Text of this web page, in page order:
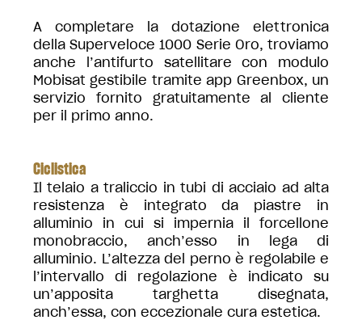
A completare la dotazione elettronica
della Superveloce 1000 Serie Oro, troviamo
anche l’antifurto satellitare con modulo
Mobisat gestibile tramite app Greenbox, un
servizio fornito gratuitamente al cliente
per il primo anno.
Ciclistica
Il telaio a traliccio in tubi di acciaio ad alta
resistenza è integrato da piastre in
alluminio in cui si impernia il forcellone
monobraccio, anch’esso in lega di
alluminio. L’altezza del perno è regolabile e
l’intervallo di regolazione è indicato su
un’apposita targhetta disegnata,
anch’essa, con eccezionale cura estetica.